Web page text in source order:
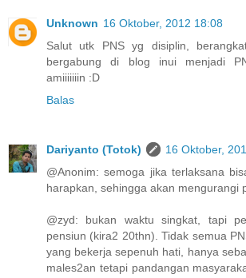
Unknown 16 Oktober, 2012 18:08
Salut utk PNS yg disiplin,
bergabung di blog inui menjadi
amiiiiiiin :D
Balas
Dariyanto (Totok)
16 Oktober,
@Anonim: semoga jika terlaksana
harapkan, sehingga akan mengurangi
@zyd: bukan waktu singkat, tapi
pensiun (kira2 20thn). Tidak semua
yang bekerja sepenuh hati, hanya
males2an tetapi pandangan